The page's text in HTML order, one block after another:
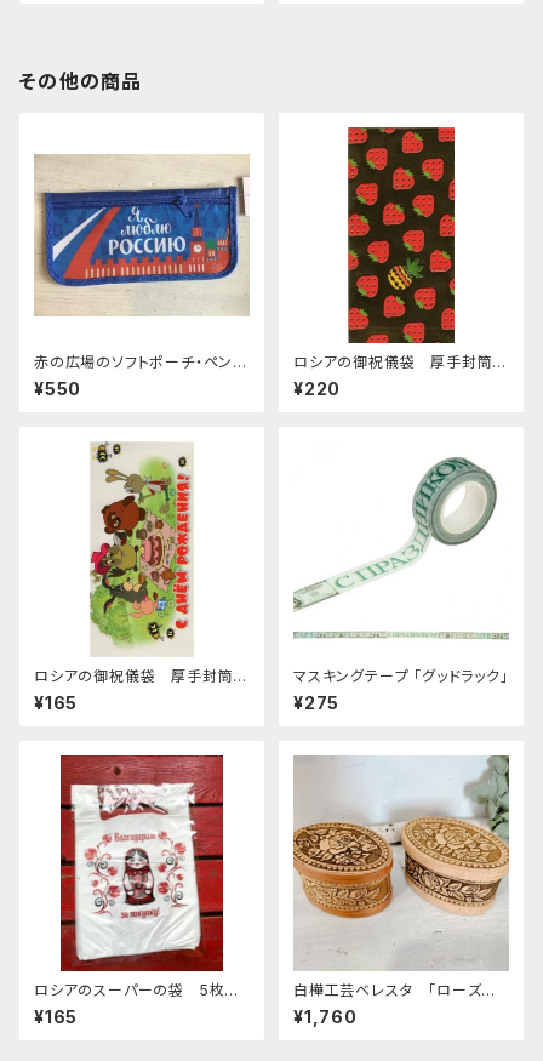
その他の商品
赤の広場のソフトポーチ・ペンケ
ース｛I love Russia｝ 11,5 x
24см
¥550
ロシアの御祝儀袋 厚手封筒
E-152 「イチゴとパイン」
¥220
ロシアの御祝儀袋 厚手封筒
E-154 「ロシアのプーさん
誕生日」
¥165
マスキングテープ 「グッドラック」
¥275
ロシアのスーパーの袋 5枚セ
ット "マトリョーシカ"
¥165
白樺工芸ベレスタ 「ローズ
楕円」 BE038
¥1,760